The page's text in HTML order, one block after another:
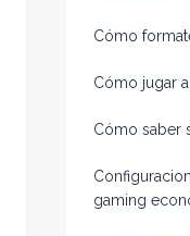
Cómo
Cómo jugar
Cómo saber
gaming